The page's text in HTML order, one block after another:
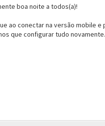
boa noite a todos(a)!
ao conectar na versão mobile e
que configurar tudo novamente.